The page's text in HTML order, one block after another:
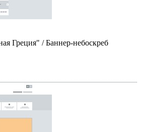
Греция" / Баннер-небоскреб